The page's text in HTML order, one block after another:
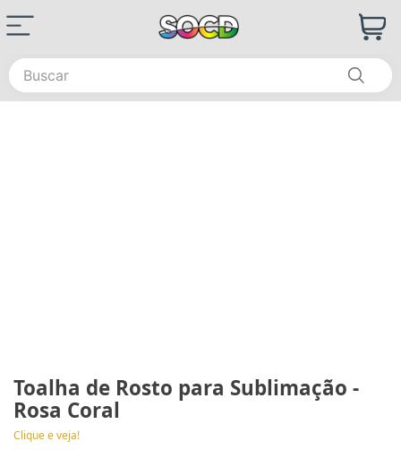
Buscar
Toalha de Rosto para Sublimação -
Rosa Coral
Clique e veja!